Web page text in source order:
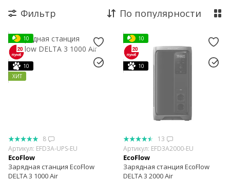
Фильтр По популярности
10
10
ХИТ
8
Артикул: EFD3A-UPS-EU
EcoFlow
Зарядная станция EcoFlow
DELTA 3 1000 Air
10
10
13
Артикул: EFD3A2000-EU
EcoFlow
Зарядная станция EcoFlow
DELTA 3 2000 Air